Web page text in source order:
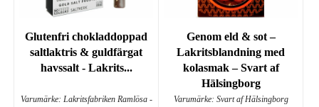
Glutenfri chokladdoppad
saltlaktris & guldfärgat
havssalt - Lakrits...
Varumärke: Lakritsfabriken Ramlösa -
Genom eld & sot –
Lakritsblandning med
kolasmak – Svart af
Hälsingborg
Varumärke: Svart af Hälsingborg